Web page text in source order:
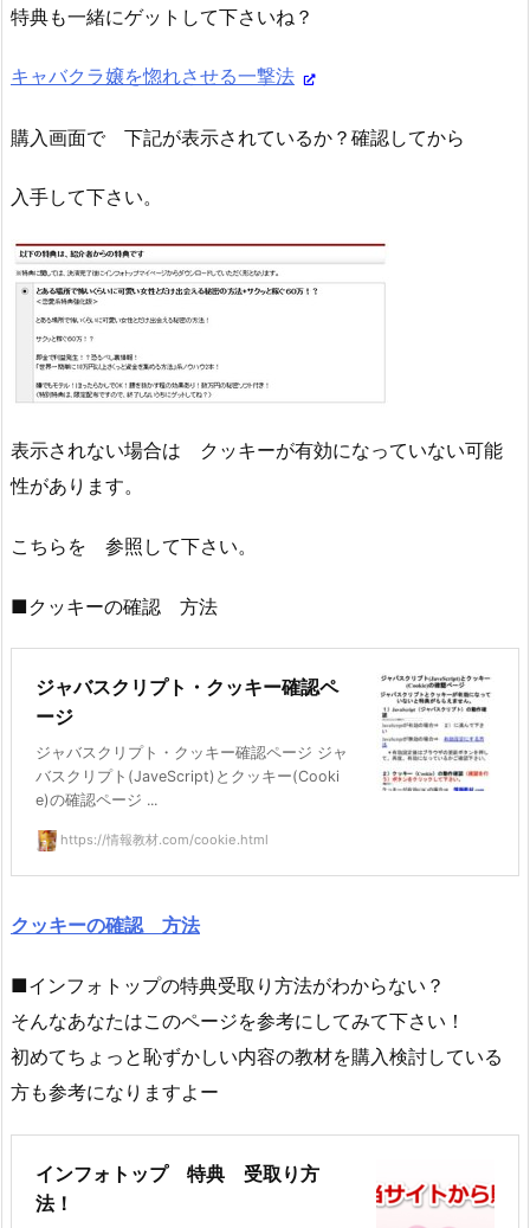
特典も一緒にゲットして下さいね？
キャバクラ嬢を惚れさせる一撃法
購入画面で 下記が表示されているか？確認してから
入手して下さい。
表示されない場合は クッキーが有効になっていない可能
性があります。
こちらを 参照して下さい。
■クッキーの確認 方法
ジャバスクリプト・クッキー確認ペ
ージ
ジャバスクリプト・クッキー確認ページ ジャ
バスクリプト(JaveScript)とクッキー(Cooki
e)の確認ページ ...
https://情報教材.com/cookie.html
クッキーの確認 方法
■インフォトップの特典受取り方法がわからない？
そんなあなたはこのページを参考にしてみて下さい！
初めてちょっと恥ずかしい内容の教材を購入検討している
方も参考になりますよー
インフォトップ 特典 受取り方
法！